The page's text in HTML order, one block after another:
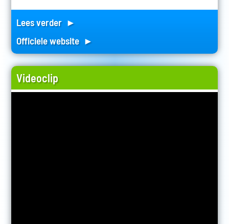
Lees verder ►
Officiele website ►
Videoclip